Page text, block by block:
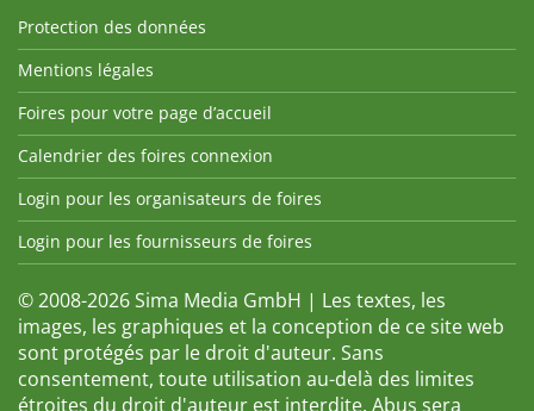
Protection des données
Mentions légales
Foires pour votre page d’accueil
Calendrier des foires connexion
Login pour les organisateurs de foires
Login pour les fournisseurs de foires
© 2008-2026 Sima Media GmbH | Les textes, les
images, les graphiques et la conception de ce site web
sont protégés par le droit d'auteur. Sans
consentement, toute utilisation au-delà des limites
étroites du droit d'auteur est interdite. Abus sera